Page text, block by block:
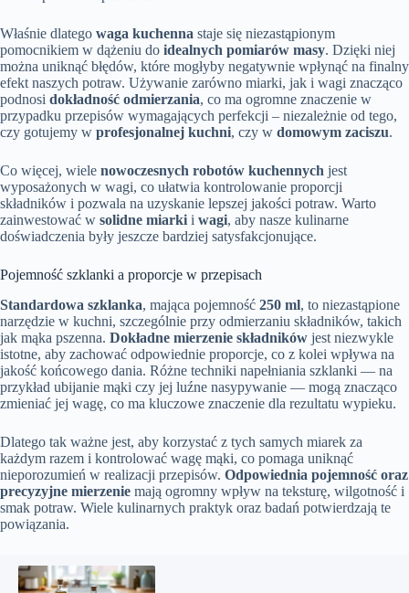
Właśnie dlatego waga kuchenna staje się niezastąpionym
pomocnikiem w dążeniu do idealnych pomiarów masy. Dzięki niej
można uniknąć błędów, które mogłyby negatywnie wpłynąć na finalny
efekt naszych potraw. Używanie zarówno miarki, jak i wagi znacząco
podnosi dokładność odmierzania, co ma ogromne znaczenie w
przypadku przepisów wymagających perfekcji – niezależnie od tego,
czy gotujemy w profesjonalnej kuchni, czy w domowym zaciszu.
Co więcej, wiele nowoczesnych robotów kuchennych jest
wyposażonych w wagi, co ułatwia kontrolowanie proporcji
składników i pozwala na uzyskanie lepszej jakości potraw. Warto
zainwestować w solidne miarki i wagi, aby nasze kulinarne
doświadczenia były jeszcze bardziej satysfakcjonujące.
Pojemność szklanki a proporcje w przepisach
Standardowa szklanka, mająca pojemność 250 ml, to niezastąpione
narzędzie w kuchni, szczególnie przy odmierzaniu składników, takich
jak mąka pszenna. Dokładne mierzenie składników jest niezwykle
istotne, aby zachować odpowiednie proporcje, co z kolei wpływa na
jakość końcowego dania. Różne techniki napełniania szklanki — na
przykład ubijanie mąki czy jej luźne nasypywanie — mogą znacząco
zmieniać jej wagę, co ma kluczowe znaczenie dla rezultatu wypieku.
Dlatego tak ważne jest, aby korzystać z tych samych miarek za
każdym razem i kontrolować wagę mąki, co pomaga uniknąć
nieporozumień w realizacji przepisów. Odpowiednia pojemność oraz
precyzyjne mierzenie mają ogromny wpływ na teksturę, wilgotność i
smak potraw. Wiele kulinarnych praktyk oraz badań potwierdzają te
powiązania.